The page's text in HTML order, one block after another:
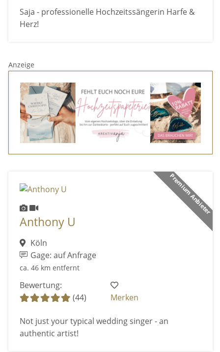
Saja - professionelle Hochzeitssängerin Harfe &
Herz!
Anzeige
Premium Anbieter
Anthony U
Köln
Gage: auf Anfrage
ca. 46 km entfernt
Bewertung:
(44)
Merken
Not just your typical wedding singer - an
authentic artist!